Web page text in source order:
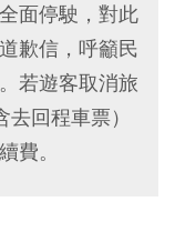
面停駛，對此
歉信，呼籲民
若遊客取消旅
回程車票）
費。